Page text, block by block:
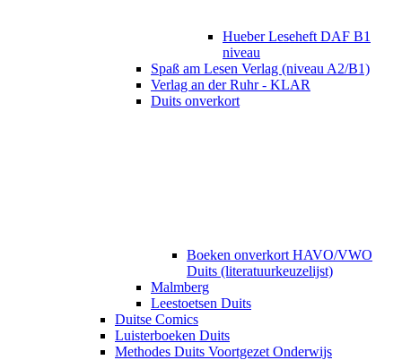
Hueber Leseheft DAF B1
niveau
Spaß am Lesen Verlag (niveau A2/B1)
Verlag an der Ruhr - KLAR
Duits onverkort
Boeken onverkort HAVO/VWO
Duits (literatuurkeuzelijst)
Malmberg
Leestoetsen Duits
Duitse Comics
Luisterboeken Duits
Methodes Duits Voortgezet Onderwijs